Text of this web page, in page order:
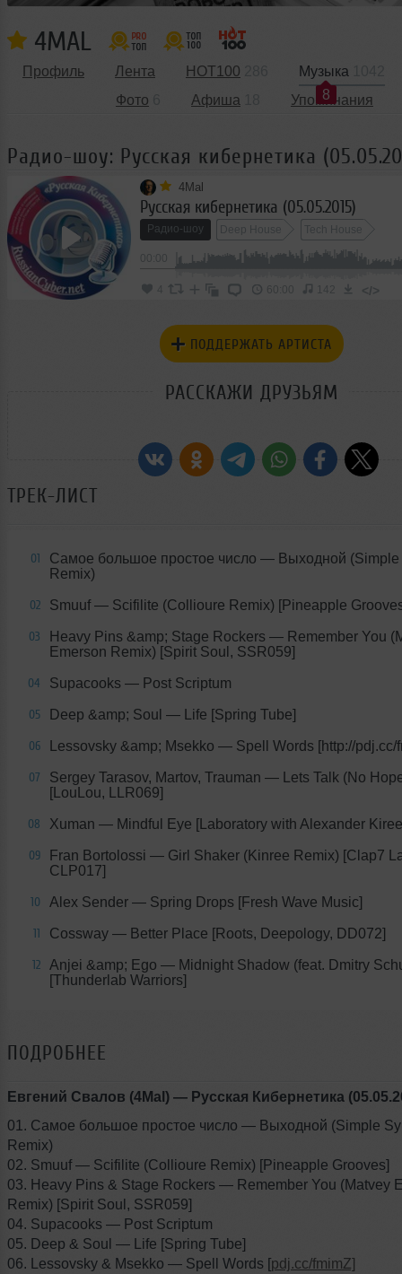
4MAL
Профиль Лента HOT100
Музыка
8
Фото
Афиша Упоминания
Радио-шоу: Русская кибернетика
4Mal
Русская кибернетика (05.05.2015)
Радио-шоу Deep House Tech House
Progressive House Indie Electronic Nu Disco
60:00 142 </>
ПОДДЕРЖАТЬ АРТИСТА
РАССКАЖИ ДРУЗЬЯМ
ТРЕК-ЛИСТ
01
Самое большое простое число — Выходной (Simple
Remix)
02 Smuuf — Scifilite (Collioure Remix) [Pineapple
03
Heavy Pins &amp; Stage Rockers — Remember You
Emerson Remix) [Spirit Soul, SSR059]
04 Supacooks — Post Scriptum
05 Deep &amp; Soul — Life [Spring Tube]
06 Lessovsky &amp; Msekko — Spell Words [http://pdj.cc/
07
Sergey Tarasov, Martov, Trauman — Lets Talk (No
[LouLou, LLR069]
08 Xuman — Mindful Eye [Laboratory with Alexander
09
Fran Bortolossi — Girl Shaker (Kinree Remix) [Clap7
CLP017]
10 Alex Sender — Spring Drops [Fresh Wave Music]
11 Cossway — Better Place [Roots, Deepology, DD072]
12
Anjei &amp; Ego — Midnight Shadow (feat. Dmitry
[Thunderlab Warriors]
ПОДРОБНЕЕ
Евгений Свалов (4Mal) — Русская Кибернетика
01. Самое большое простое число — Выходной (Simple
Remix)
02. Smuuf — Scifilite (Collioure Remix) [Pineapple Grooves]
03. Heavy Pins & Stage Rockers — Remember You (Matvey
Remix) [Spirit Soul, SSR059]
04. Supacooks — Post Scriptum
05. Deep & Soul — Life [Spring Tube]
06. Lessovsky & Msekko — Spell Words [pdj.cc/fmimZ]